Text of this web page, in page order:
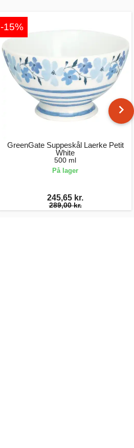
-15%
GreenGate Suppeskål Laerke Petit
White
500 ml
På lager
245,65 kr.
289,00 kr.